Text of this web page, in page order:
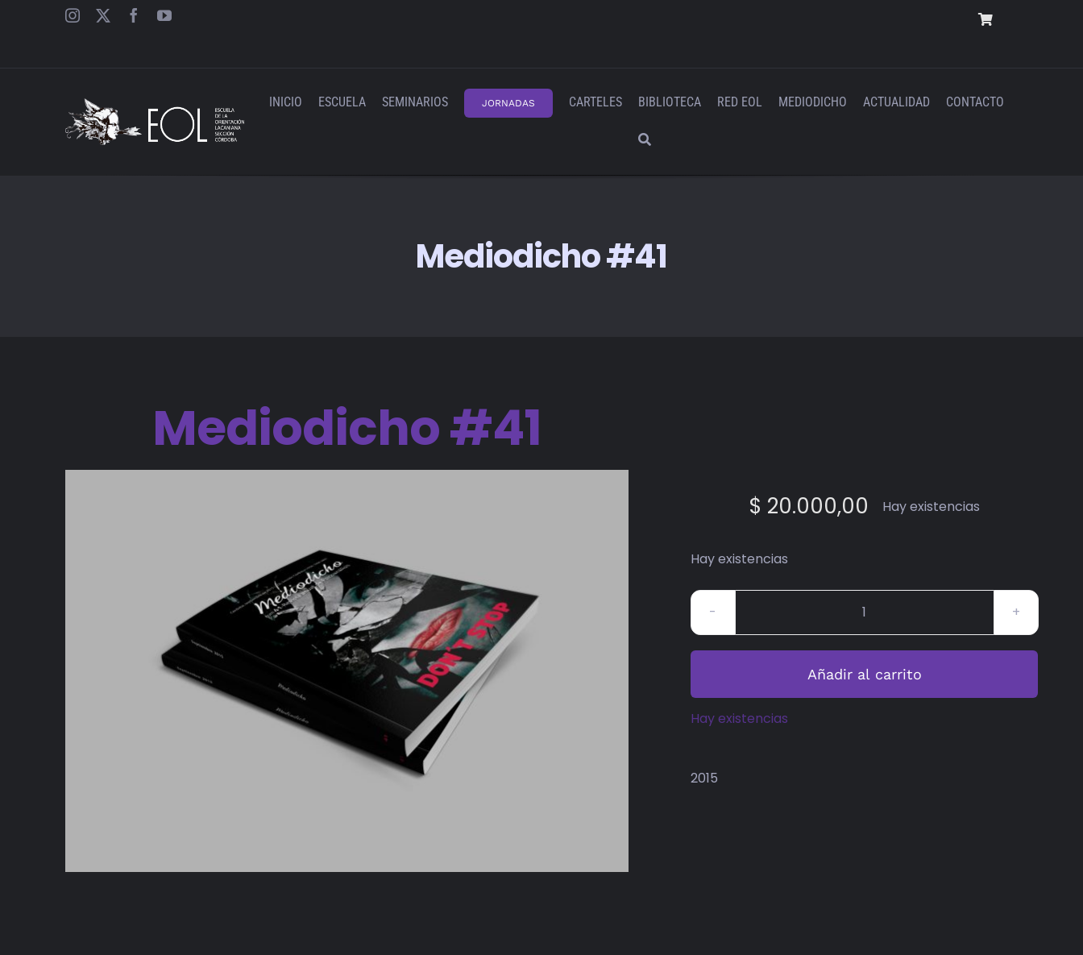
INICIO ESCUELA SEMINARIOS JORNADAS CARTELES BIBLIOTECA RED EOL MEDIODICHO ACTUALIDAD CONTACTO
Mediodicho #41
Mediodicho #41
$ 20.000,00 Hay existencias
Hay existencias
Mediodicho
cantidad
Añadir al carrito
Hay existencias
2015